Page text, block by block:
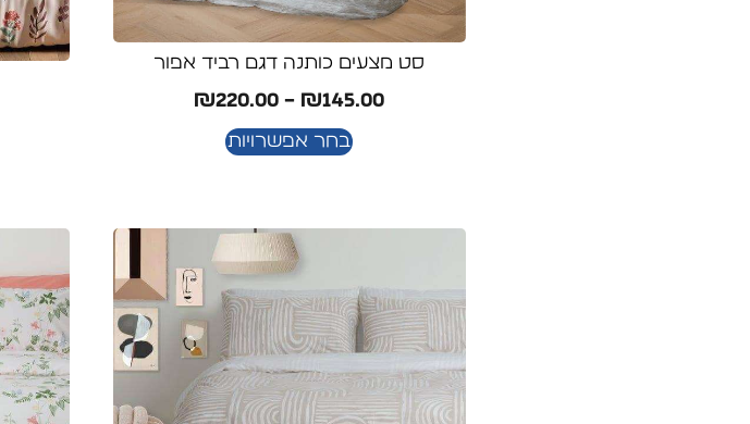
סט מצעים כותנה דגם רביד אפור
₪145.00
–
₪220.00
בחר אפשרויות